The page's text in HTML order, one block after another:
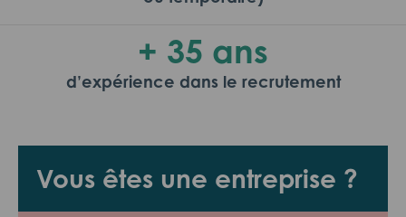
Vous êtes une entreprise ?
+ 35 ans
d’expérience dans le recrutement